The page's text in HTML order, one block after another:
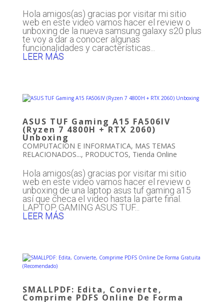
Hola amigos(as) gracias por visitar mi sitio
web en este video vamos hacer el review o
unboxing de la nueva samsung galaxy s20 plus
te voy a dar a conocer algunas
funcionalidades y características...
LEER MÁS
ASUS TUF Gaming A15 FA506IV
(Ryzen 7 4800H + RTX 2060)
Unboxing
COMPUTACION E INFORMATICA, MAS TEMAS
RELACIONADOS..., PRODUCTOS, Tienda Online
Hola amigos(as) gracias por visitar mi sitio
web en este video vamos hacer el review o
unboxing de una laptop asus tuf gaming a15
así que checa el video hasta la parte final.
LAPTOP GAMING ASUS TUF...
LEER MÁS
SMALLPDF: Edita, Convierte,
Comprime PDFS Online De Forma